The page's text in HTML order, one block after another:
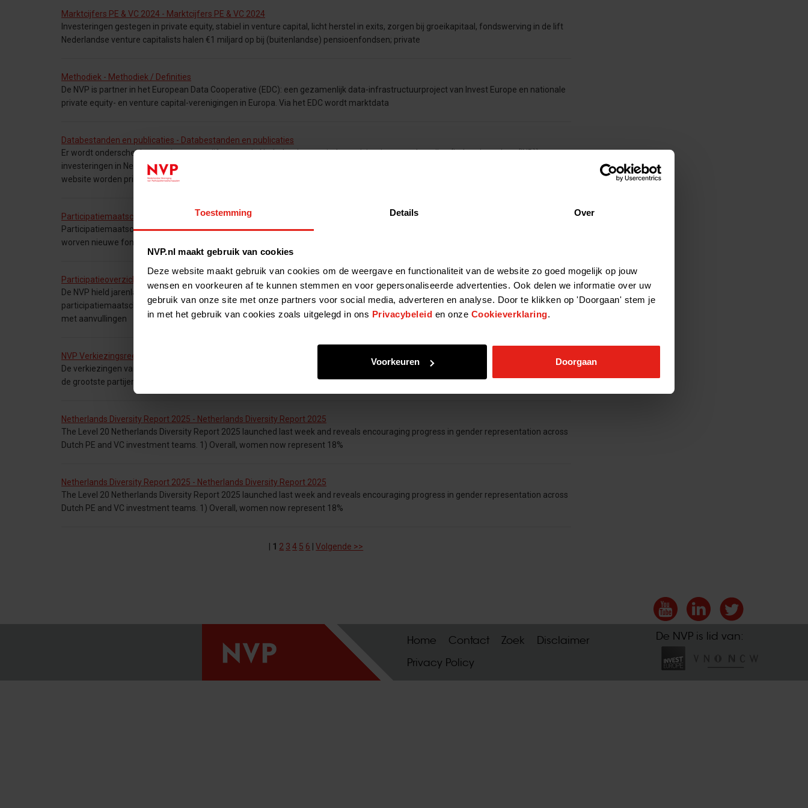
Toestemming Details Over
NVP.nl maakt gebruik van cookies
Deze website maakt gebruik van cookies om de weergave en functionaliteit van de website zo goed mogelijk op jouw
wensen en voorkeuren af te kunnen stemmen en voor gepersonaliseerde advertenties. Ook delen we informatie over uw
gebruik van onze site met onze partners voor social media, adverteren en analyse. Door te klikken op 'Doorgaan' stem je
in met het gebruik van cookies zoals uitgelegd in ons Privacybeleid en onze Cookieverklaring.
Voorkeuren Doorgaan
Marktcijfers PE & VC 2024 - Marktcijfers PE & VC 2024
Investeringen gestegen in private equity, stabiel in venture capital, licht herstel in exits, zorgen bij groeikapitaal, fondswerving in de lift
Nederlandse venture capitalists halen €1 miljard op bij (buitenlandse) pensioenfondsen; private
Methodiek - Methodiek / Definities
De NVP is partner in het European Data Cooperative (EDC): een gezamenlijk data-infrastructuurproject van Invest Europe en nationale
private equity- en venture capital-verenigingen in Europa. Via het EDC wordt marktdata
Databestanden en publicaties - Databestanden en publicaties
Er wordt onderscheid gemaakt tussen cijfers over in Nederland gevestigde participatiemaatschappijen (industrieanalyse (IND)) en
investeringen in Nederlandse bedrijven door binnen- of buitenlandse participatiemaatschappijen (marktanalyse (MK)). Op de NVP-
website worden primair
Participatiemaatschappijen investeren door - Participatiemaatschappijen investeren door
Participatiemaatschappijen (private equity en venture capital) investeerden ondanks corona in 2020 volop in Nederlandse bedrijven en
worven nieuwe fondsen. Dat laat het jaarlijkse marktonderzoek van de NVP in samenwerking met
Participatieoverzicht - Participatieoverzicht
De NVP hield jarenlang een apart participatieoverzicht bij van investeringen van (voornamelijk) Nederlandse
participatiemaatschappijen in (voornamelijk) Nederlandse bedrijven. In augustus 2022 is dit overzicht voor het laatst geactualiseerd,
met aanvullingen
NVP Verkiezingsreeks 2025 - NVP Verkiezingsreeks 2025
De verkiezingen van 29 oktober 2025 komen dichterbij. In aanloop daarnaartoe belicht de NVP Verkiezingsreeks de standpunten van
de grootste partijen over thema’s die belangrijk zijn voor onze sector. De
Netherlands Diversity Report 2025 - Netherlands Diversity Report 2025
The Level 20 Netherlands Diversity Report 2025 launched last week and reveals encouraging progress in gender representation across
Dutch PE and VC investment teams. 1) Overall, women now represent 18%
Netherlands Diversity Report 2025 - Netherlands Diversity Report 2025
The Level 20 Netherlands Diversity Report 2025 launched last week and reveals encouraging progress in gender representation across
Dutch PE and VC investment teams. 1) Overall, women now represent 18%
1 2 3 4 5 6 |Volgende >>
Home Contact Zoek Disclaimer
Privacy Policy
De NVP is lid van: